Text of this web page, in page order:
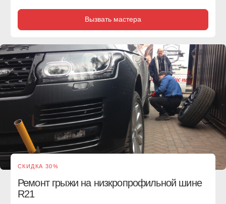
Ремонт грыжи шины на
внедорожнике R18
от 12 000 руб.
Выезд
Снятие/установка колеса
Комплекс шиномонтажа R18
Установка латки СТ 20
Горячая вулканизация
СКИДКА 30%
от 28 000 руб.